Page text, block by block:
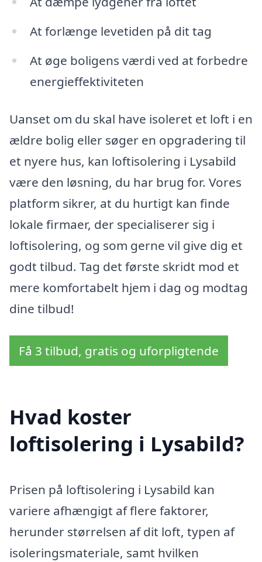
At forlænge levetiden på dit tag
At øge boligens værdi ved at forbedre
energieffektiviteten
Uanset om du skal have isoleret et loft i en
ældre bolig eller søger en opgradering til
et nyere hus, kan loftisolering i Lysabild
være den løsning, du har brug for. Vores
platform sikrer, at du hurtigt kan finde
lokale firmaer, der specialiserer sig i
loftisolering, og som gerne vil give dig et
godt tilbud. Tag det første skridt mod et
mere komfortabelt hjem i dag og modtag
dine tilbud!
Få 3 tilbud, gratis og uforpligtende
Hvad koster
loftisolering i Lysabild?
Prisen på loftisolering i Lysabild kan
variere afhængigt af flere faktorer,
herunder størrelsen af dit loft, typen af
isoleringsmateriale, samt hvilken